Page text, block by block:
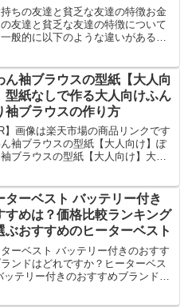
ちの友達と貧乏な友達の特徴お金
友達と貧乏な友達の特徴について
般的に以下のような違いがあると
間を費やす傾向があります。一
乏な人は短期的な...
ん袖ブラウスの型紙【大人向
型紙なしで作る大人向けふん
袖ブラウスの作り方
】画像は楽天市場の商品リンクです
袖ブラウスの型紙【大人向け】ぽ
ブラウスの型紙【大人向け】大人
報です！大人向けのかわいらしいぽ
袖ブラウスの型...
ターベスト バッテリー付き
すめは？価格比較ランキング
ぶおすすめのヒーターベスト
ターベスト バッテリー付きのおすす
ンドはどれですか？ヒーターベス
ッテリー付きのおすすめブランドは